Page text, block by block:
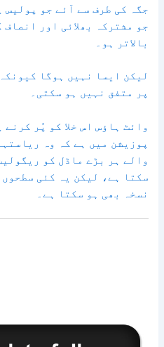
جگہ کی طرف سے آئے جو پولیس
جو مشترکہ بھلائی اور
بالاتر ہو۔
لیکن ایسا نہیں ہوگا
پر متفق نہیں ہو سکتی۔
وائٹ ہاؤس اس خلا کو پُر
پوزیشن میں ہے کہ وہ
والے ہر بڑے ماڈل کو
سکتا ہے، لیکن یہ کئی
نسخہ بھی ہو سکتا ہے۔